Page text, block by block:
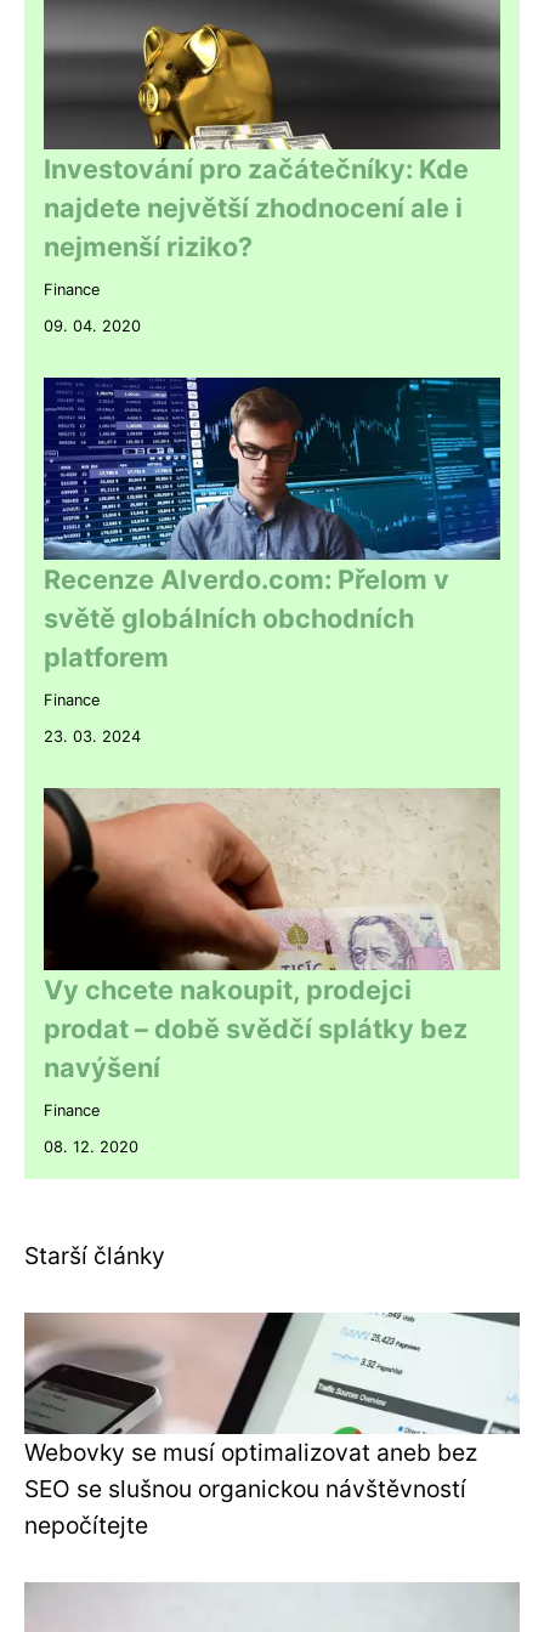
Investování pro začátečníky: Kde
najdete největší zhodnocení ale i
nejmenší riziko?
Finance
09. 04. 2020
Recenze Alverdo.com: Přelom v
světě globálních obchodních
platforem
Finance
23. 03. 2024
Vy chcete nakoupit, prodejci
prodat – době svědčí splátky bez
navýšení
Finance
08. 12. 2020
Starší články
Webovky se musí optimalizovat aneb bez
SEO se slušnou organickou návštěvností
nepočítejte